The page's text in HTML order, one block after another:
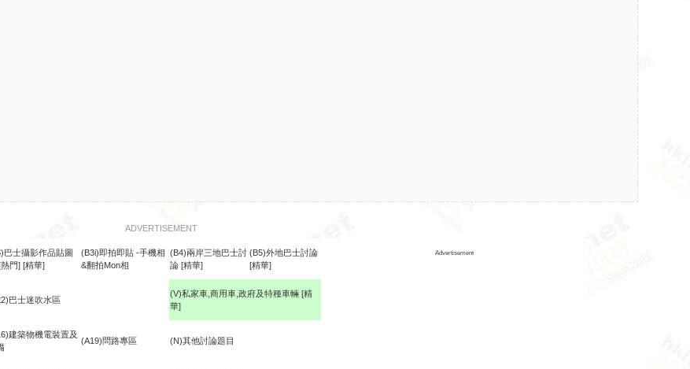
ADVERTISEMENT
巴士攝影作品貼圖
門] [精華]
(B3i)即拍即貼 -手機相
&翻拍Mon相
(B4)兩岸三地巴士討
論 [精華]
(B5)外地巴士討論
[精華]
Advertisement
巴士迷吹水區
(V)私家車,商用車,政府及特種車輛 [精
華]
建築物機電裝置及
(A19)問路專區 (N)其他討論題目